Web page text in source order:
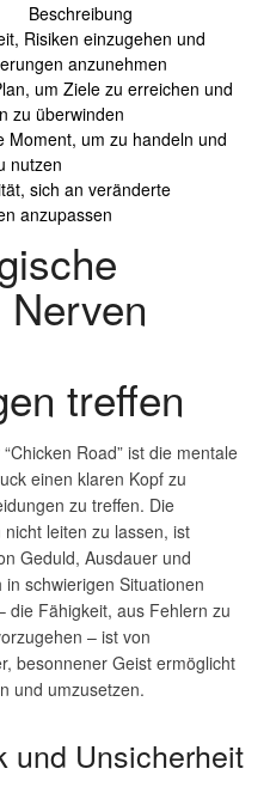
Beschreibung
Risiken einzugehen und
anzunehmen
um Ziele zu erreichen und
zu überwinden
Moment, um zu handeln und
nutzen
sich an veränderte
anzupassen
treffen
Road” ist die mentale
einen klaren Kopf zu
zu treffen. Die
leiten zu lassen, ist
Geduld, Ausdauer und
schwierigen Situationen
die Fähigkeit, aus Fehlern zu
– ist von
besonnener Geist ermöglicht
und umzusetzen.
und Unsicherheit